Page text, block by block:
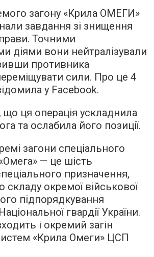
загону «Крила ОМЕГИ»
завдання зі знищення
Точними
діями вони нейтралізували
противника
сили. Про це 4
у Facebook.
що ця операція ускладнила
та ослабила його позиції.
загони спеціального
— це шість
призначення,
окремої військової
підпорядкування
гвардії України.
і окремий загін
«Крила Омеги» ЦСП